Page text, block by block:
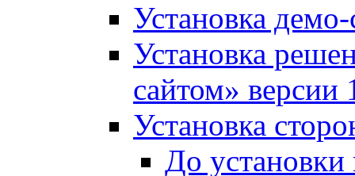
Установка
Установка
сайтом»
Установка
До установки